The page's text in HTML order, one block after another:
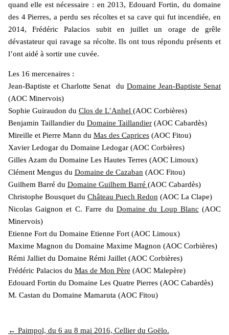
quand elle est nécessaire : en 2013, Edouard Fortin, du domaine
des 4 Pierres, a perdu ses récoltes et sa cave qui fut incendiée, en
2014, Frédéric Palacios subit en juillet un orage de grêle
dévastateur qui ravage sa récolte. Ils ont tous répondu présents et
l’ont aidé à sortir une cuvée.
Les 16 mercenaires :
Jean-Baptiste et Charlotte Senat du Domaine Jean-Baptiste Senat
(AOC Minervois)
Sophie Guiraudon du Clos de L’Anhel (AOC Corbières)
Benjamin Taillandier du Domaine Taillandier(AOC Cabardès)
Mireille et Pierre Mann du Mas des Caprices(AOC Fitou)
Xavier Ledogar du Domaine Ledogar (AOC Corbières)
Gilles Azam du Domaine Les Hautes Terres (AOC Limoux)
Clément Mengus du Domaine de Cazaban (AOC Fitou)
Guilhem Barré du Domaine Guilhem Barré (AOC Cabardès)
Christophe Bousquet du Château Puech Redon (AOC La Clape)
Nicolas Gaignon et C. Farre du Domaine du Loup Blanc (AOC
Minervois)
Etienne Fort du Domaine Etienne Fort (AOC Limoux)
Maxime Magnon du Domaine Maxime Magnon (AOC Corbières)
Rémi Jalliet du Domaine Rémi Jaillet (AOC Corbières)
Frédéric Palacios du Mas de Mon Père (AOC Malepère)
Edouard Fortin du Domaine Les Quatre Pierres (AOC Cabardès)
M. Castan du Domaine Mamaruta (AOC Fitou)
← Paimpol, du 6 au 8 mai 2016, Cellier du Goëlo.